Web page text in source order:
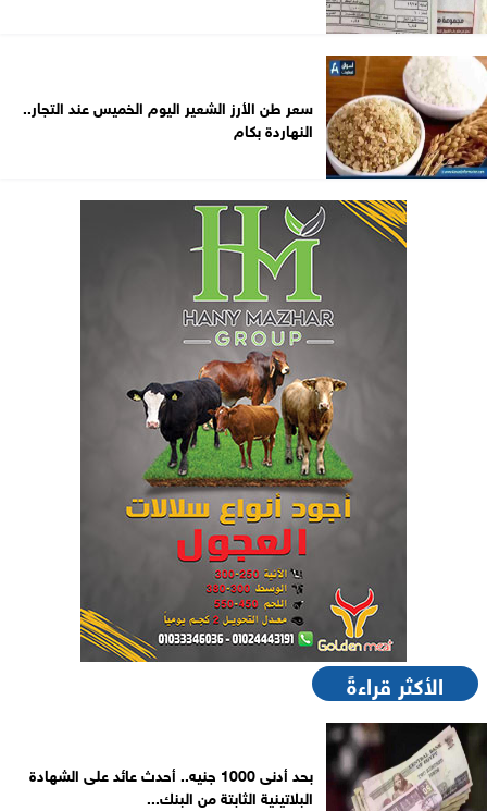
سعر طن الأرز الشعير اليوم الخميس عند التجار..
النهاردة بكام
الأكثر قراءةً
بحد أدنى 1000 جنيه.. أحدث عائد على الشهادة
البلاتينية الثابتة من البنك...